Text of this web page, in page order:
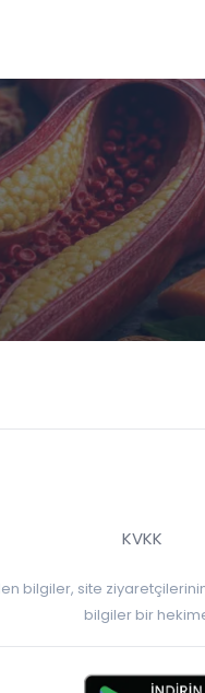
KVKK
bilgiler, site
bilgiler bir